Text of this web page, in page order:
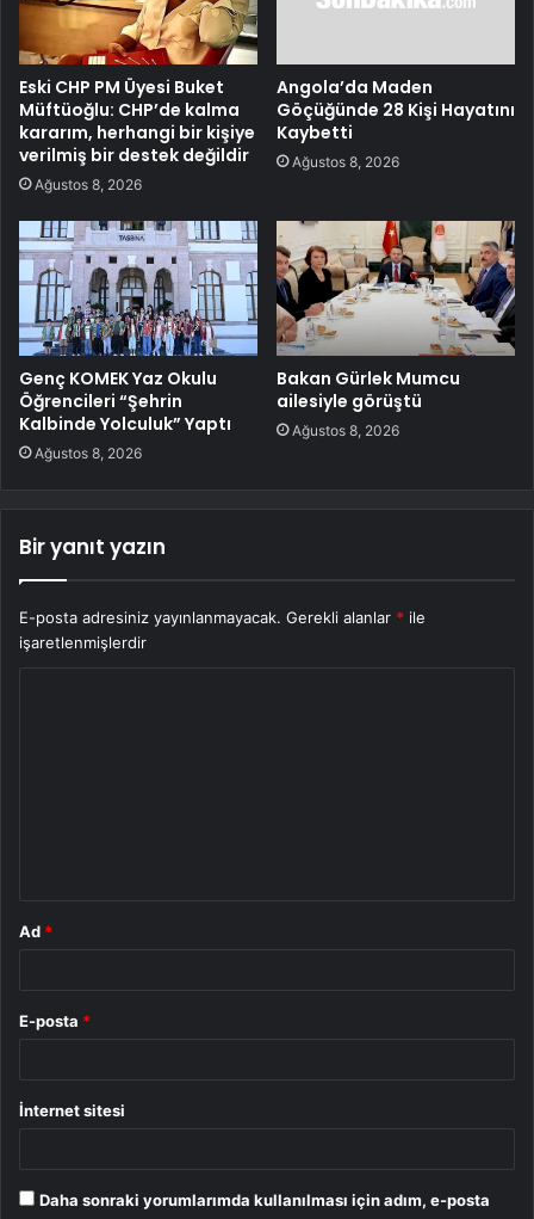
Eski CHP PM Üyesi Buket
Müftüoğlu: CHP’de kalma
kararım, herhangi bir kişiye
verilmiş bir destek değildir
Ağustos 8, 2026
Angola’da Maden
Göçüğünde 28 Kişi Hayatını
Kaybetti
Ağustos 8, 2026
Genç KOMEK Yaz Okulu
Öğrencileri “Şehrin
Kalbinde Yolculuk” Yaptı
Ağustos 8, 2026
Bakan Gürlek Mumcu
ailesiyle görüştü
Ağustos 8, 2026
Bir yanıt yazın
E-posta adresiniz yayınlanmayacak. Gerekli alanlar * ile
işaretlenmişlerdir
Ad *
E-posta *
İnternet sitesi
Daha sonraki yorumlarımda kullanılması için adım, e-posta